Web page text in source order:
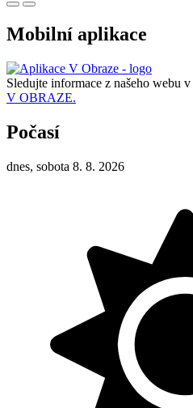
Mobilní aplikace
Sledujte informace z našeho webu v
V OBRAZE.
Počasí
dnes, sobota 8. 8. 2026